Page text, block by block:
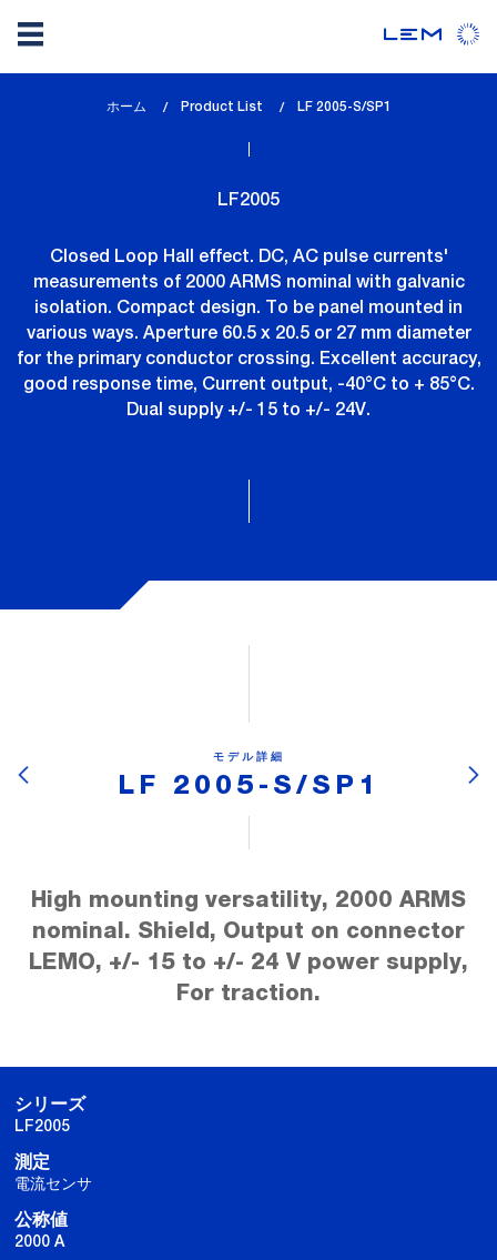
ホーム Product List
lem_current_page
LF 2005-S/SP1
LF2005
Closed Loop Hall effect. DC, AC pulse currents'
measurements of 2000 ARMS nominal with galvanic
isolation. Compact design. To be panel mounted in
various ways. Aperture 60.5 x 20.5 or 27 mm diameter
for the primary conductor crossing. Excellent accuracy,
good response time, Current output, -40°C to + 85°C.
Dual supply +/- 15 to +/- 24V.
モデル詳細
LF 2005-S/SP1
High mounting versatility, 2000 ARMS
nominal. Shield, Output on connector
LEMO, +/- 15 to +/- 24 V power supply,
For traction.
シリーズ
LF2005
測定
電流センサ
公称値
2000 A